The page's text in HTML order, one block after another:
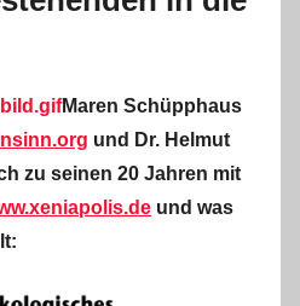
Maren Schüpphaus
und Dr. Helmut
zu seinen 20 Jahren mit
und was